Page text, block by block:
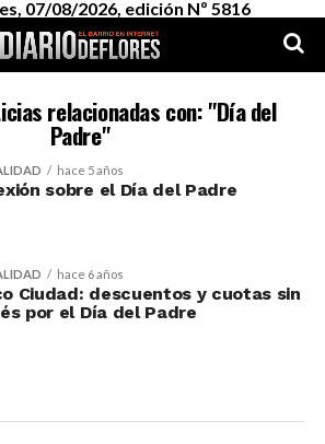
07/08/2026, edición Nº 5816
relacionadas con: "Día del
Padre"
hace 5 años
sobre el Día del Padre
hace 6 años
Ciudad: descuentos y cuotas sin
por el Día del Padre